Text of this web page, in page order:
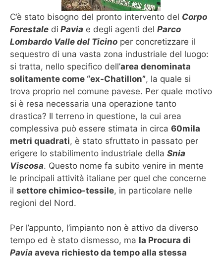
C’è stato bisogno del pronto intervento del Corpo
Forestale di Pavia e degli agenti del Parco
Lombardo Valle del Ticino per concretizzare il
sequestro di una vasta zona industriale del luogo:
si tratta, nello specifico dell’area denominata
solitamente come “ex-Chatillon”, la quale si
trova proprio nel comune pavese. Per quale motivo
si è resa necessaria una operazione tanto
drastica? Il terreno in questione, la cui area
complessiva può essere stimata in circa 60mila
metri quadrati, è stato sfruttato in passato per
erigere lo stabilimento industriale della Snia
Viscosa. Questo nome fa subito venire in mente
le principali attività italiane per quel che concerne
il settore chimico-tessile, in particolare nelle
regioni del Nord.
Per l’appunto, l’impianto non è attivo da diverso
tempo ed è stato dismesso, ma la Procura di
Pavia aveva richiesto da tempo alla stessa